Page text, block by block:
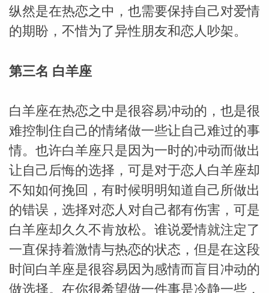
纵然是在热恋之中，也需要保持自己对爱情
的期盼，不惜为了异性朋友和恋人吵架。
第三名 白羊座
白羊座在热恋之中是很容易冲动的，也是很
难控制住自己的情绪做一些让自己难过的事
情。也许白羊座只是因为一时的冲动而做出
让自己后悔的选择，可是对于恋人白羊座却
不知如何挽回，有时候明明知道自己所做出
的错误，选择对恋人对自己都有伤害，可是
白羊座却久久不肯放松。谁说爱情就注定了
一直保持着激情与热恋的状态，但是在这段
时间白羊座是很容易因为感情而盲目冲动的
做选择。在你很希望做一件事是冷静一些，